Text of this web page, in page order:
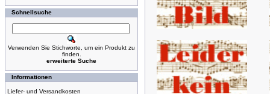
Schnellsuche
Verwenden Sie Stichworte, um ein Produkt zu
finden.
erweiterte Suche
Informationen
Liefer- und Versandkosten